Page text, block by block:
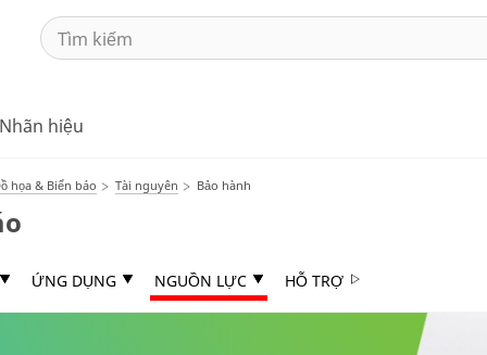
Nhãn hiệu
họa & Biển báo Tài nguyên Bảo hành
ỨNG DỤNG NGUỒN LỰC HỖ TRỢ